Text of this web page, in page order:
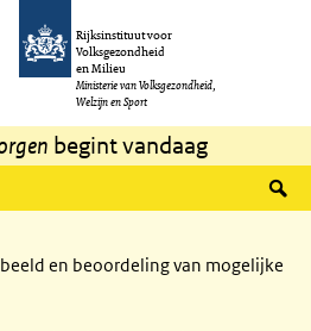
gaan
Rijksinstituut voor
Volksgezondheid
en Milieu
Ministerie van Volksgezondheid,
Welzijn en Sport
begint vandaag
en beoordeling van mogelijke